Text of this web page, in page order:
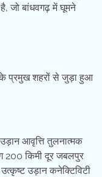
जो बांधवगढ़ में घूमने
के प्रमुख शहरों से जुड़ा हुआ
आवृत्ति तुलनात्मक
200 किमी दूर जबलपुर
उड़ान कनेक्टिविटी